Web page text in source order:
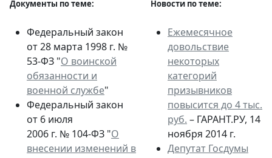
Документы по теме: Новости по теме:
Федеральный закон
от 28 марта 1998 г. №
53-ФЗ "О воинской
обязанности и
военной службе"
Федеральный закон
от 6 июля
2006 г. № 104-ФЗ "О
внесении изменений в
Ежемесячное
довольствие
некоторых
категорий
призывников
повысится до 4 тыс.
руб. – ГАРАНТ.РУ, 14
ноября 2014 г.
Депутат Госдумы